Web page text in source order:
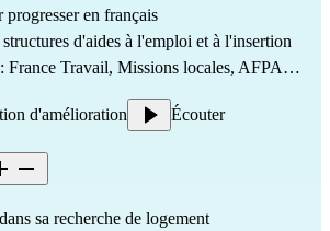
progresser en français
d'aides à l'emploi et à l'insertion
France Travail, Missions locales, AFPA…
d'amélioration Écouter
sa recherche de logement